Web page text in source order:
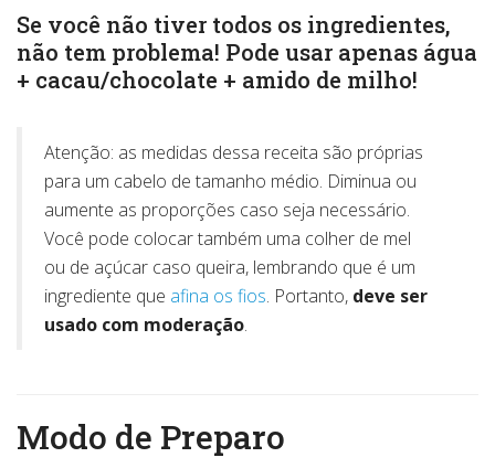
Se você não tiver todos os ingredientes,
não tem problema! Pode usar apenas água
+ cacau/chocolate + amido de milho!
Atenção: as medidas dessa receita são próprias
para um cabelo de tamanho médio. Diminua ou
aumente as proporções caso seja necessário.
Você pode colocar também uma colher de mel
ou de açúcar caso queira, lembrando que é um
ingrediente que afina os fios. Portanto, deve ser
usado com moderação.
Modo de Preparo